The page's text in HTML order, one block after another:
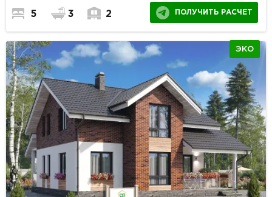
5 3 2 ПОЛУЧИТЬ РАСЧЕТ
ЭКО